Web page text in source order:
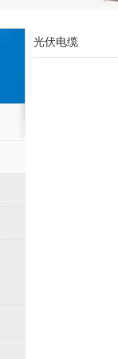
光伏电缆